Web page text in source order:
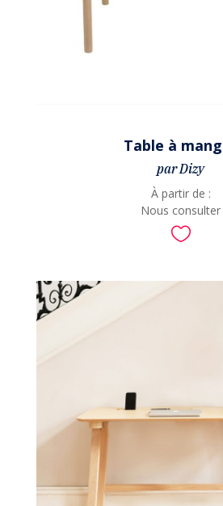
Table à
par Dizy
À partir de :
Nous consulter
